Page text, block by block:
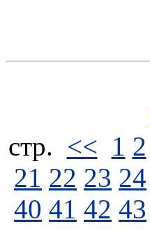
стp. << 1 2
21 22 23 24
40 41 42 43